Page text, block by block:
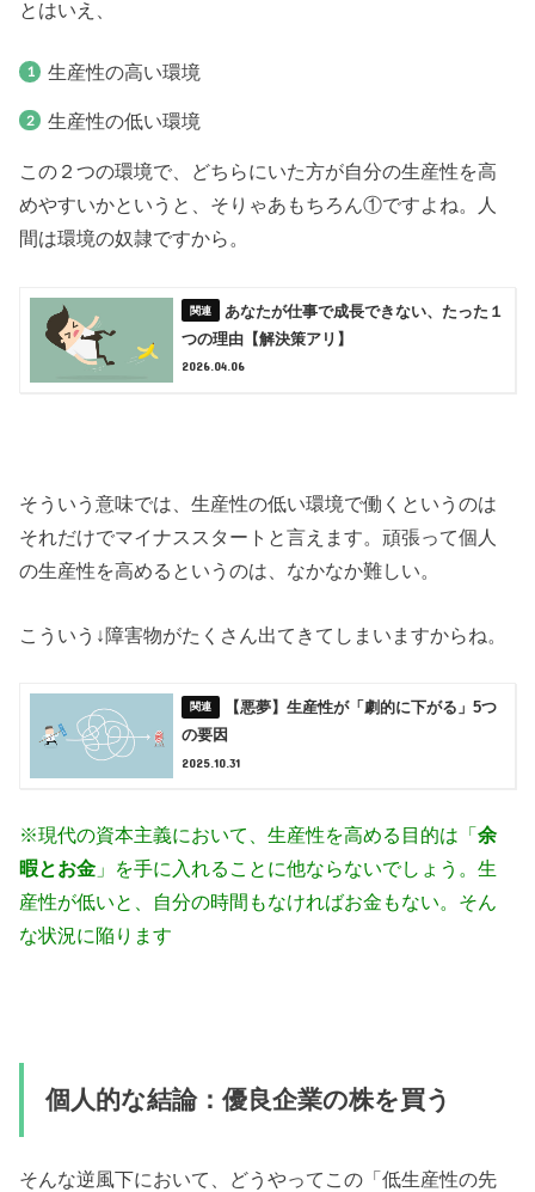
とはいえ、
生産性の高い環境
生産性の低い環境
この２つの環境で、どちらにいた方が自分の生産性を高
めやすいかというと、そりゃあもちろん①ですよね。人
間は環境の奴隷ですから。
あなたが仕事で成長できない、たった１
つの理由【解決策アリ】
2026.04.06
そういう意味では、生産性の低い環境で働くというのは
それだけでマイナススタートと言えます。頑張って個人
の生産性を高めるというのは、なかなか難しい。
こういう↓障害物がたくさん出てきてしまいますからね。
【悪夢】生産性が「劇的に下がる」5つ
の要因
2025.10.31
※現代の資本主義において、生産性を高める目的は「余
暇とお金 」を手に入れることに他ならないでしょう。生
産性が低いと、自分の時間もなければお金もない。そん
な状況に陥ります
個人的な結論：優良企業の株を買う
そんな逆風下において、どうやってこの「低生産性の先